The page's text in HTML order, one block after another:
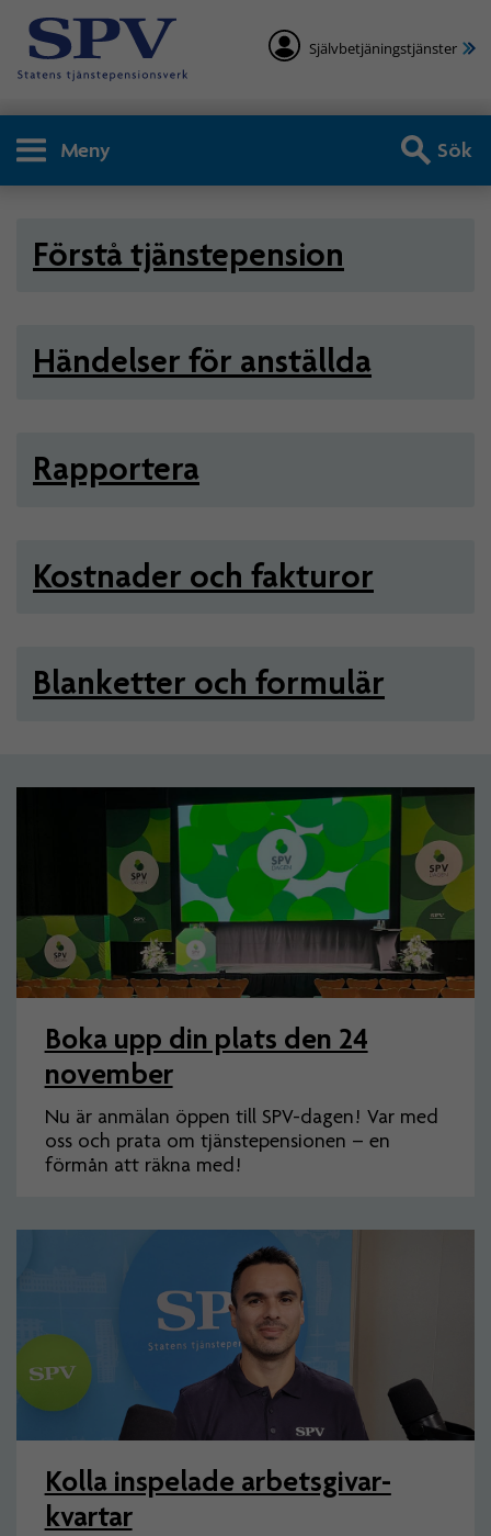
Självbetjäningstjänster
Meny Sök
Arbetsgivare - Statlig
Förstå tjänstepension
Händelser för anställda
Rapportera
Kostnader och fakturor
Blanketter och formulär
Boka upp din plats den 24
november
Nu är anmälan öppen till SPV-dagen! Var med
oss och prata om tjänstepensionen – en
förmån att räkna med!
Kolla inspelade arbets­givar­
kvartar